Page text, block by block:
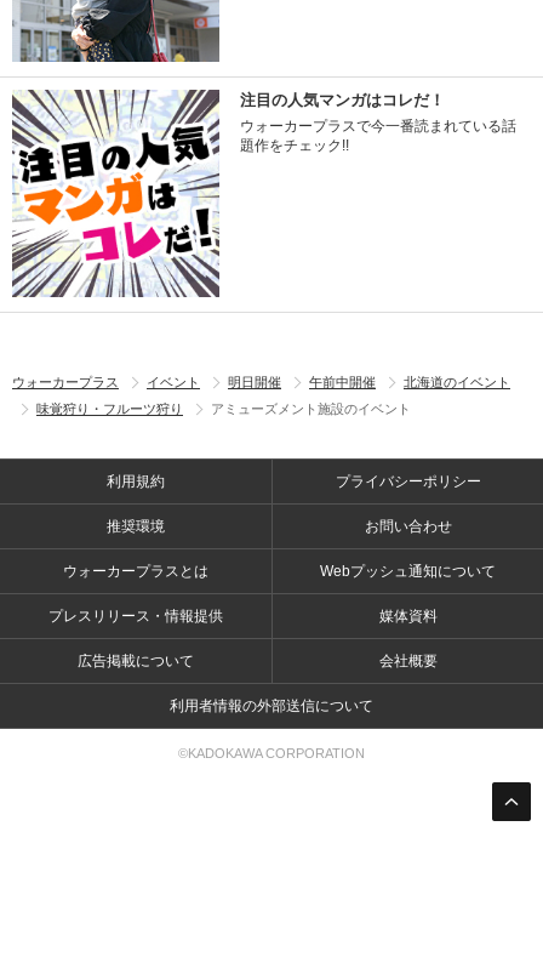
注目の人気マンガはコレだ！
ウォーカープラスで今一番読まれている話
題作をチェック!!
ウォーカープラス イベント 明日開催 午前中開催
北海道のイベント
味覚狩り・フルーツ狩り
アミューズメント施設のイベント
利用規約 プライバシーポリシー
推奨環境 お問い合わせ
ウォーカープラスとは Webプッシュ通知について
プレスリリース・情報提供 媒体資料
広告掲載について 会社概要
利用者情報の外部送信について
©KADOKAWA CORPORATION